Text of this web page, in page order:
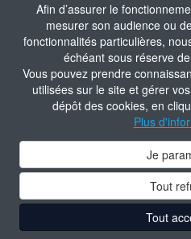
Afin d’assurer le
mesurer son audience ou
fonctionnalités particulières,
échéant sous réserve
Vous pouvez prendre
utilisées sur le site et gérer
dépôt des cookies, en
Plus
Je
Tout
Tout